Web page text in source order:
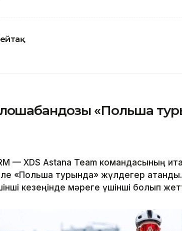
«Польша
— XDS Astana Team командасының
«Польша турында» жүлдегер атанды.
кезеңінде мәреге үшінші болып